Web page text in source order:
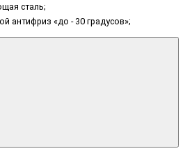
сталь;
антифриз «до - 30 градусов»;